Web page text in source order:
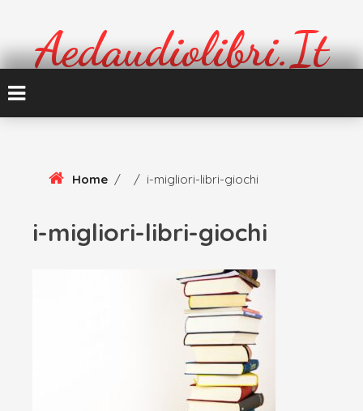
Aedaudiolibri.it
Home / / i-migliori-libri-giochi
i-migliori-libri-giochi